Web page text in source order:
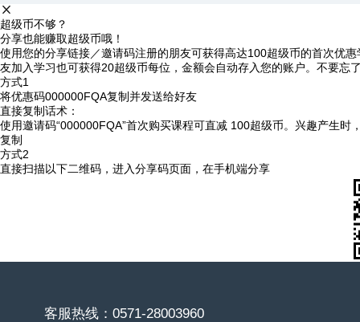
超级币不够？
分享也能赚取超级币哦！
使用您的分享链接／邀请码注册的朋友可获得高达100超级币的首次优
友加入学习也可获得20超级币每位，金额会自动存入您的账户。不要忘
方式1
将优惠码000000FQA复制并发送给好友
直接复制话术：
使用邀请码“000000FQA”首次购买课程可直减 100超级币。兴趣产生时
复制
方式2
直接扫描以下二维码，进入分享码页面，在手机端分享
客服热线：0571-28003960